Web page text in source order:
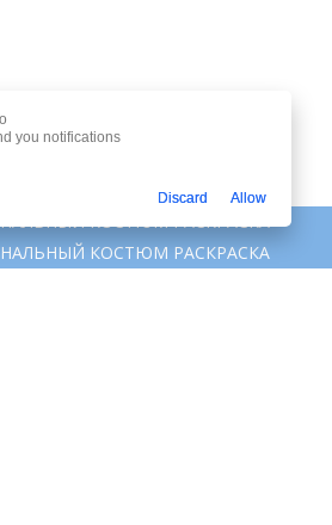
КОСТЮМ РАСКРАСКА
КОСТЮМ РАСКРАСКА
you notifications
Discard Allow